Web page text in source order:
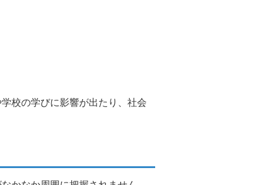
校の学びに影響が出たり、社会